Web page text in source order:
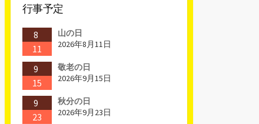
行事予定
8
11
山の日
2026年8月11日
9
15
敬老の日
2026年9月15日
9
23
秋分の日
2026年9月23日